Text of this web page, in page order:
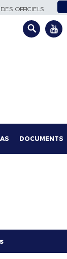
OFFICIELS
DOCUMENTS